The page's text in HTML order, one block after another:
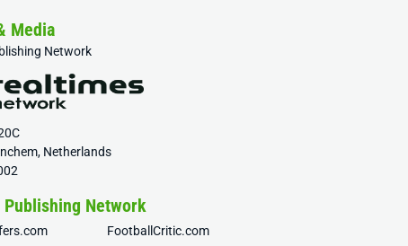
Media
Network
Netherlands
Publishing Network
FootballCritic.com